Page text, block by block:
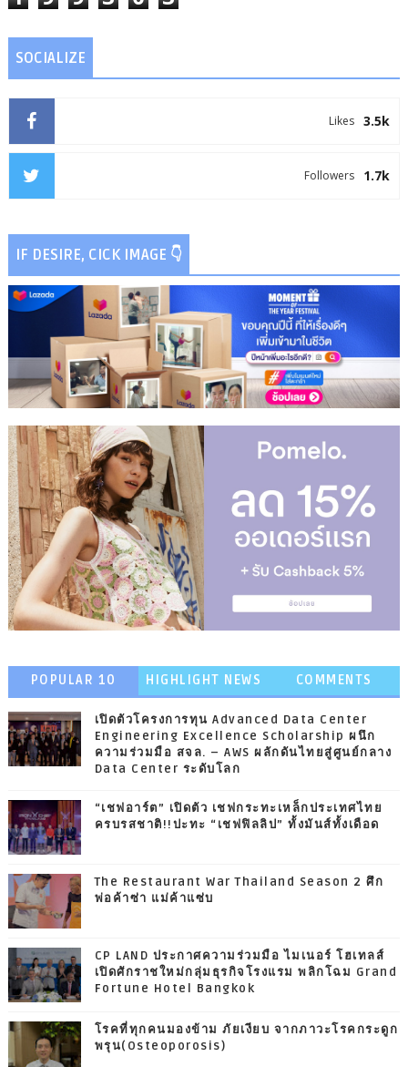
SOCIALIZE
3.5k
Likes
1.7k
Followers
IF DESIRE, CICK IMAGE 👇
POPULAR 10 HIGHLIGHT NEWS COMMENTS
เปิดตัวโครงการทุน Advanced Data Center
Engineering Excellence Scholarship ผนึก
ความร่วมมือ สจล. – AWS ผลักดันไทยสู่ศูนย์กลาง
Data Center ระดับโลก
“เชฟอาร์ต” เปิดตัว เชฟกระทะเหล็กประเทศไทย
ครบรสชาติ!!ปะทะ “เชฟฟิลลิป” ทั้งมันส์ทั้งเดือด
The Restaurant War Thailand Season 2 ศึก
พ่อค้าซ่า แม่ค้าแซ่บ
CP LAND ประกาศความร่วมมือ ไมเนอร์ โฮเทลส์
เปิดศักราชใหม่กลุ่มธุรกิจโรงแรม พลิกโฉม Grand
Fortune Hotel Bangkok
โรคที่ทุกคนมองข้าม ภัยเงียบ จากภาวะโรคกระดูก
พรุน(Osteoporosis)